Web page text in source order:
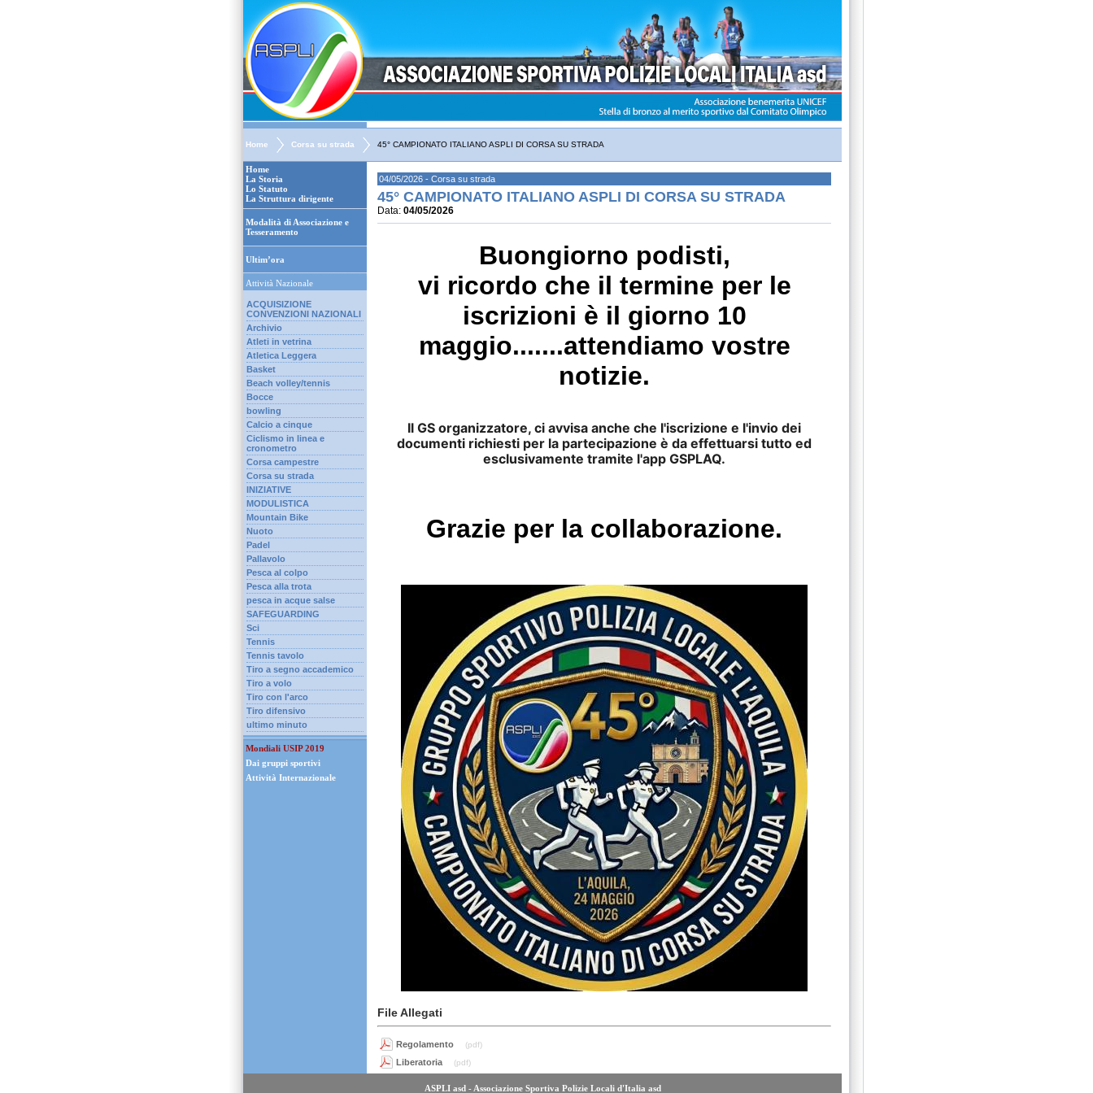
Home Corsa su strada 45° CAMPIONATO ITALIANO ASPLI DI CORSA SU STRADA
Home
La Storia
Lo Statuto
La Struttura dirigente
Modalità di Associazione e
Tesseramento
Ultim’ora
Attività Nazionale
ACQUISIZIONE
CONVENZIONI NAZIONALI
Archivio
Atleti in vetrina
Atletica Leggera
Basket
Beach volley/tennis
Bocce
bowling
Calcio a cinque
Ciclismo in linea e
cronometro
Corsa campestre
Corsa su strada
INIZIATIVE
MODULISTICA
Mountain Bike
Nuoto
Padel
Pallavolo
Pesca al colpo
Pesca alla trota
pesca in acque salse
SAFEGUARDING
Sci
Tennis
Tennis tavolo
Tiro a segno accademico
Tiro a volo
Tiro con l'arco
Tiro difensivo
ultimo minuto
Mondiali USIP 2019
Dai gruppi sportivi
Attività Internazionale
04/05/2026 - Corsa su strada
45° CAMPIONATO ITALIANO ASPLI DI CORSA SU STRADA
Data: 04/05/2026
Buongiorno podisti,
vi ricordo che il termine per le
iscrizioni è il giorno 10
maggio.......attendiamo vostre
notizie.
Il GS organizzatore, ci avvisa anche che l'iscrizione e l'invio dei
documenti richiesti per la partecipazione è da effettuarsi tutto ed
esclusivamente tramite l'app GSPLAQ.
Grazie per la collaborazione.
File Allegati
Regolamento (pdf)
Liberatoria (pdf)
ASPLI asd - Associazione Sportiva Polizie Locali d'Italia asd